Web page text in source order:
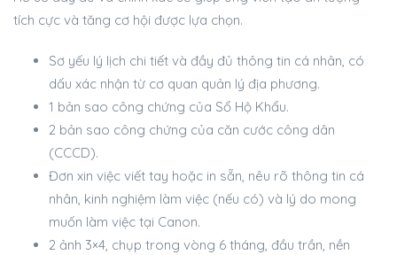
tích cực và tăng cơ hội được lựa chọn.
Sơ yếu lý lịch chi tiết và đầy đủ thông tin cá nhân, có
dấu xác nhận từ cơ quan quản lý địa phương.
1 bản sao công chứng của Sổ Hộ Khẩu.
2 bản sao công chứng của căn cước công dân
(CCCD).
Đơn xin việc viết tay hoặc in sẵn, nêu rõ thông tin cá
nhân, kinh nghiệm làm việc (nếu có) và lý do mong
muốn làm việc tại Canon.
2 ảnh 3×4, chụp trong vòng 6 tháng, đầu trần, nền